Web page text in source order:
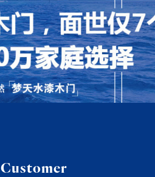
Customer